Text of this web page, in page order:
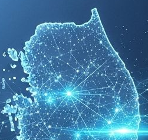
y
o
o
k
a